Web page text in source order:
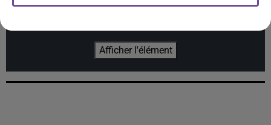
souhaitez l'afficher, merci de nous donner votre accord
Afficher l'élément